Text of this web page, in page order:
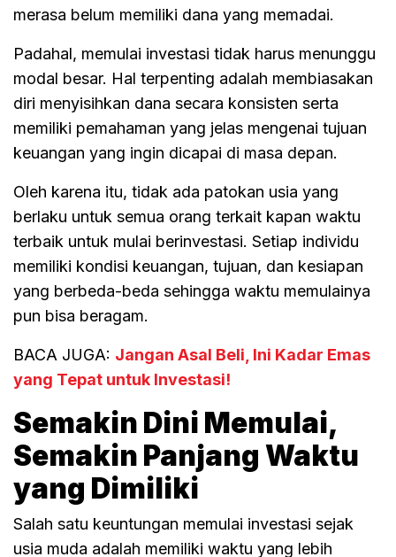
merasa belum memiliki dana yang memadai.
Padahal, memulai investasi tidak harus menunggu
modal besar. Hal terpenting adalah membiasakan
diri menyisihkan dana secara konsisten serta
memiliki pemahaman yang jelas mengenai tujuan
keuangan yang ingin dicapai di masa depan.
Oleh karena itu, tidak ada patokan usia yang
berlaku untuk semua orang terkait kapan waktu
terbaik untuk mulai berinvestasi. Setiap individu
memiliki kondisi keuangan, tujuan, dan kesiapan
yang berbeda-beda sehingga waktu memulainya
pun bisa beragam.
BACA JUGA: Jangan Asal Beli, Ini Kadar Emas
yang Tepat untuk Investasi!
Semakin Dini Memulai,
Semakin Panjang Waktu
yang Dimiliki
Salah satu keuntungan memulai investasi sejak
usia muda adalah memiliki waktu yang lebih